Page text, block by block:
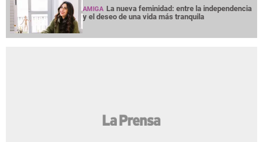
AMIGA La nueva feminidad: entre la independencia
y el deseo de una vida más tranquila